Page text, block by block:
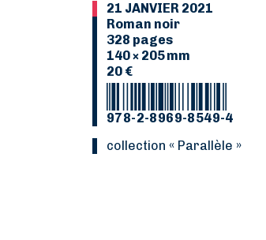
21 JANVIER 2021
Roman noir
328 pages
140 × 205 mm
20 €
978-2-8969-8549-4
Collection « Parallèle »